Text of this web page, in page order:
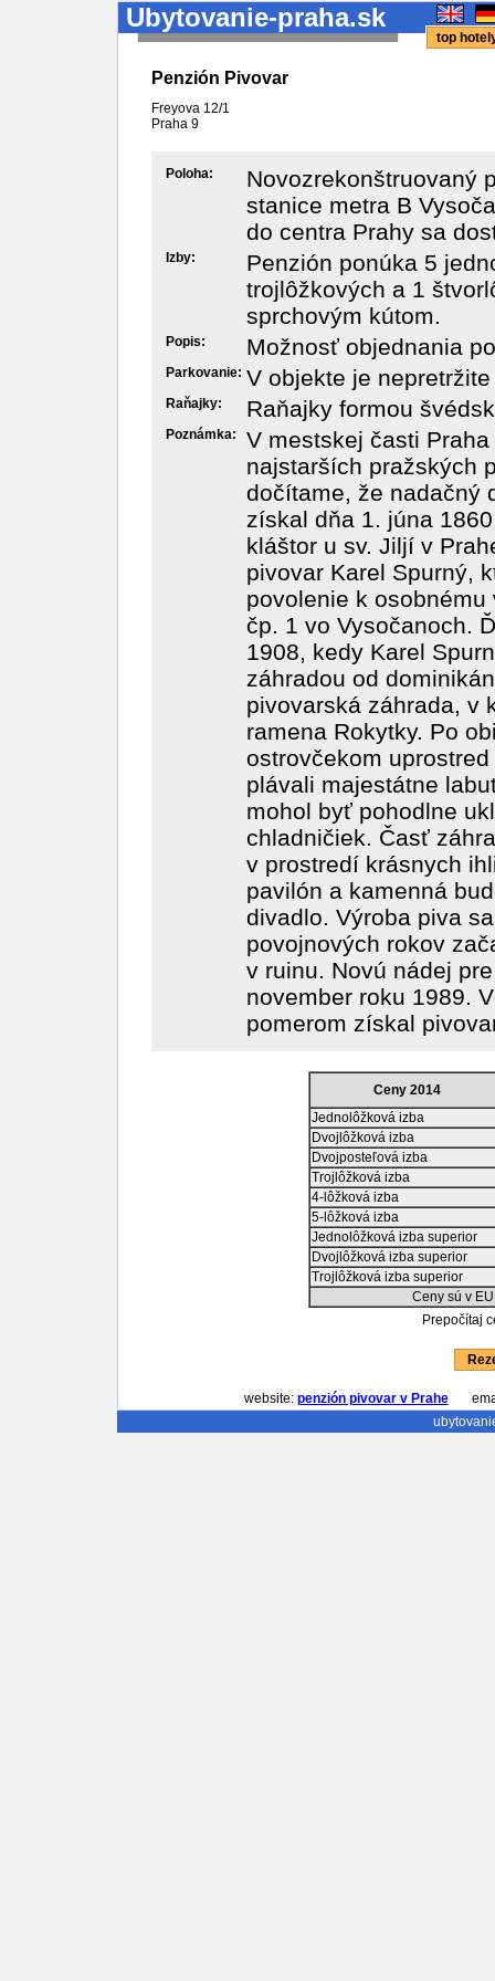
Ubytovanie-praha.sk
top
Penzión Pivovar
Freyova 12/1
Praha 9
Poloha:
Novozrekonštruovaný
stanice metra B
do centra Prahy sa
Izby:
Penzión ponúka 5
trojlôžkových a 1
sprchovým kútom.
Popis: Možnosť objednania
Parkovanie: V objekte je
Raňajky: Raňajky formou
Poznámka:
V mestskej časti
najstarších pražských
dočítame, že nadačný
získal dňa 1. júna
kláštor u sv. Jiljí v
pivovar Karel Spurný,
povolenie k
čp. 1 vo Vysočanoch.
1908, kedy Karel
záhradou od
pivovarská záhrada, v
ramena Rokytky. Po
ostrovčekom
plávali majestátne
mohol byť pohodlne
chladničiek. Časť
v prostredí krásnych
pavilón a kamenná
divadlo. Výroba piva
povojnových rokov
v ruinu. Novú nádej
november roku 1989.
pomerom získal
Ceny 2014
Jednolôžková izba
Dvojlôžková izba
Dvojposteľová izba
Trojlôžková izba
4-lôžková izba
5-lôžková izba
Jednolôžková izba superior
Dvojlôžková izba superior
Trojlôžková izba superior
Ceny sú v
Prepočítaj
website: penzión pivovar v Prahe